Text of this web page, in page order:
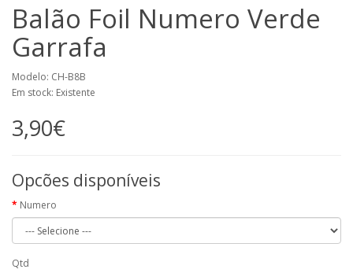
Balão Foil Numero Verde
Garrafa
Modelo: CH-B8B
Em stock: Existente
3,90€
Opcões disponíveis
Numero
Qtd